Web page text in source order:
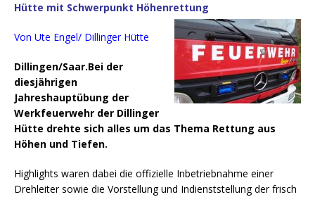
Hütte mit Schwerpunkt Höhenrettung
Von Ute Engel/ Dillinger Hütte
Dillingen/Saar.Bei der
diesjährigen
Jahreshauptübung der
Werkfeuerwehr der Dillinger
Hütte drehte sich alles um das Thema Rettung aus
Höhen und Tiefen.
Highlights waren dabei die offizielle Inbetriebnahme einer
Drehleiter sowie die Vorstellung und Indienststellung der frisch